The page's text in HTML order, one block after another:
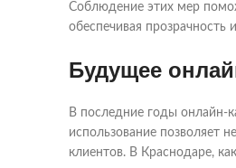
Соблюдение этих мер
обеспечивая прозрачность
Будущее
В последние годы онлайн-
использование позволяет
клиентов. В Краснодаре,